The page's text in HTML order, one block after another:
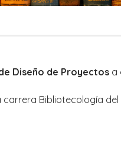
Diseño de Proyectos a
Bibliotecología